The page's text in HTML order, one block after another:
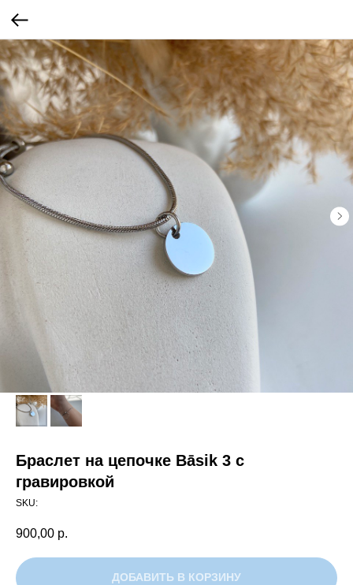
Браслет на цепочке Bāsik 3 с
гравировкой
SKU:
900,00 р.
ДОБАВИТЬ В КОРЗИНУ